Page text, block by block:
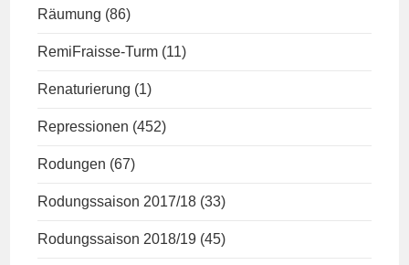
Räumung (86)
RemiFraisse-Turm (11)
Renaturierung (1)
Repressionen (452)
Rodungen (67)
Rodungssaison 2017/18 (33)
Rodungssaison 2018/19 (45)